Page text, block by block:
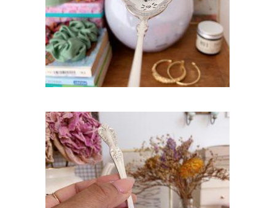
AJOUTER AU PANIER
CUILLÈRE À DESSERT GRAVÉE VINTAGE :
SAUPOUDRE MOI
35,00€